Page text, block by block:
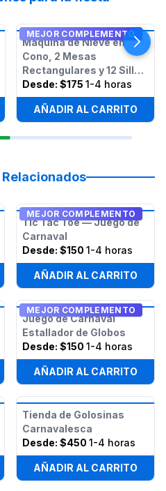
MEJOR COMPLEMENTO
Máquina de Nieve en
Cono, 2 Mesas
Rectangulares y 12 Sillas
- Paquete
Desde: $175 1-4 horas
AÑADIR AL CARRITO
MEJOR COMPLEMENTO
Tic Tac Toe — Juego de
Carnaval
Desde: $150 1-4 horas
AÑADIR AL CARRITO
MEJOR COMPLEMENTO
Juego de Carnaval
Estallador de Globos
Desde: $150 1-4 horas
AÑADIR AL CARRITO
Tienda de Golosinas
Carnavalesca
Desde: $450 1-4 horas
AÑADIR AL CARRITO